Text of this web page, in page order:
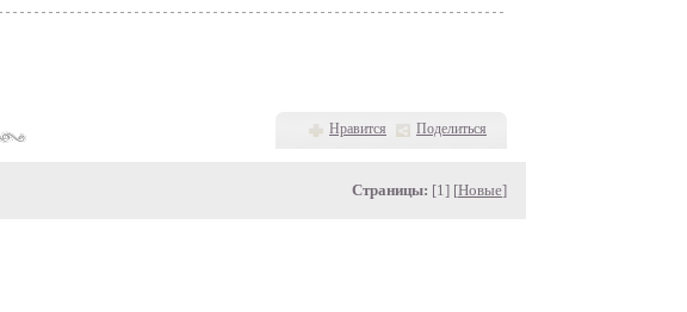
Нравится Поделиться
Страницы: [1] [Новые]